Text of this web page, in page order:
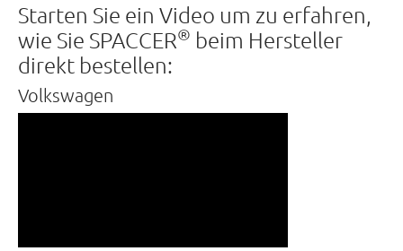
Starten Sie ein Video um zu erfahren,
wie Sie SPACCER® beim Hersteller
direkt bestellen:
Volkswagen